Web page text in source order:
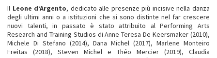
Il Leone d’Argento, dedicato alle presenze più incisive nella danza
degli ultimi anni o a istituzioni che si sono distinte nel far crescere
nuovi talenti, in passato è stato attribuito al Performing Arts
Research and Training Studios di Anne Teresa De Keersmaker (2010),
Michele Di Stefano (2014), Dana Michel (2017), Marlene Monteiro
Freitas (2018), Steven Michel e Théo Mercier (2019), Claudia